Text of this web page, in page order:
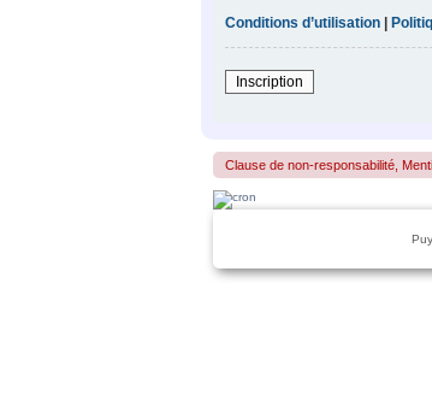
Conditions d’utilisation
Inscription
Clause de non-responsabilité,